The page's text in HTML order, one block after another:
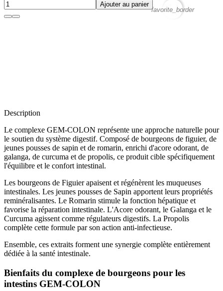
Ajouter au panier
favorite_border
Description
Le complexe GEM-COLON représente une approche naturelle pour
le soutien du système digestif. Composé de bourgeons de figuier, de
jeunes pousses de sapin et de romarin, enrichi d'acore odorant, de
galanga, de curcuma et de propolis, ce produit cible spécifiquement
l'équilibre et le confort intestinal.
Les bourgeons de Figuier apaisent et régénèrent les muqueuses
intestinales. Les jeunes pousses de Sapin apportent leurs propriétés
reminéralisantes. Le Romarin stimule la fonction hépatique et
favorise la réparation intestinale. L'Acore odorant, le Galanga et le
Curcuma agissent comme régulateurs digestifs. La Propolis
complète cette formule par son action anti-infectieuse.
Ensemble, ces extraits forment une synergie complète entièrement
dédiée à la santé intestinale.
Bienfaits du complexe de bourgeons pour les
intestins GEM-COLON